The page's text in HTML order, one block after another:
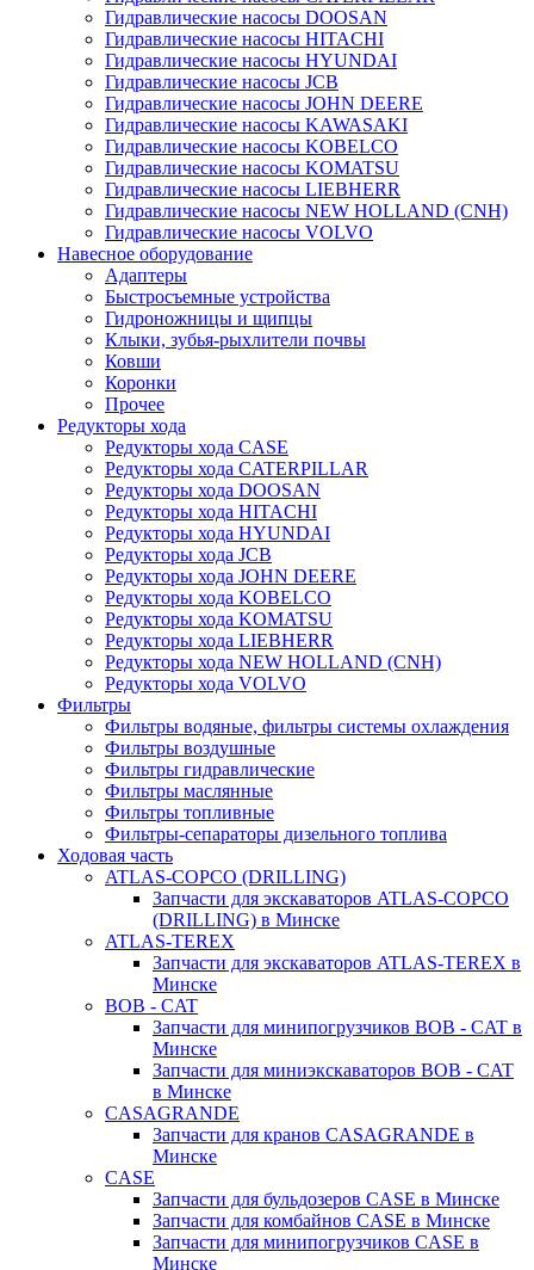
Гидравлические насосы DOOSAN
Гидравлические насосы HITACHI
Гидравлические насосы HYUNDAI
Гидравлические насосы JCB
Гидравлические насосы JOHN DEERE
Гидравлические насосы KAWASAKI
Гидравлические насосы KOBELCO
Гидравлические насосы KOMATSU
Гидравлические насосы LIEBHERR
Гидравлические насосы NEW HOLLAND (CNH)
Гидравлические насосы VOLVO
Навесное оборудование
Адаптеры
Быстросъемные устройства
Гидроножницы и щипцы
Клыки, зубья-рыхлители почвы
Ковши
Коронки
Прочее
Редукторы хода
Редукторы хода CASE
Редукторы хода CATERPILLAR
Редукторы хода DOOSAN
Редукторы хода HITACHI
Редукторы хода HYUNDAI
Редукторы хода JCB
Редукторы хода JOHN DEERE
Редукторы хода KOBELCO
Редукторы хода KOMATSU
Редукторы хода LIEBHERR
Редукторы хода NEW HOLLAND (CNH)
Редукторы хода VOLVO
Фильтры
Фильтры водяные, фильтры системы охлаждения
Фильтры воздушные
Фильтры гидравлические
Фильтры маслянные
Фильтры топливные
Фильтры-сепараторы дизельного топлива
Ходовая часть
ATLAS-COPCO (DRILLING)
Запчасти для экскаваторов ATLAS-COPCO
(DRILLING) в Минске
ATLAS-TEREX
Запчасти для экскаваторов ATLAS-TEREX в
Минске
BOB - CAT
Запчасти для минипогрузчиков BOB - CAT в
Минске
Запчасти для миниэкскаваторов BOB - CAT
в Минске
CASAGRANDE
Запчасти для кранов CASAGRANDE в
Минске
CASE
Запчасти для бульдозеров CASE в Минске
Запчасти для комбайнов CASE в Минске
Запчасти для минипогрузчиков CASE в
Минске